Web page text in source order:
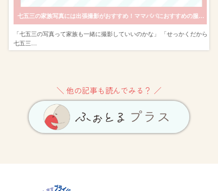
七五三の家族写真には出張撮影がおすすめ！ママパパにおすすめの服装や撮影場所も紹介！
「七五三の写真って家族も一緒に撮影していいのかな」 「せっかくだから
七五三…
＼ 他の記事も読んでみる？ ／